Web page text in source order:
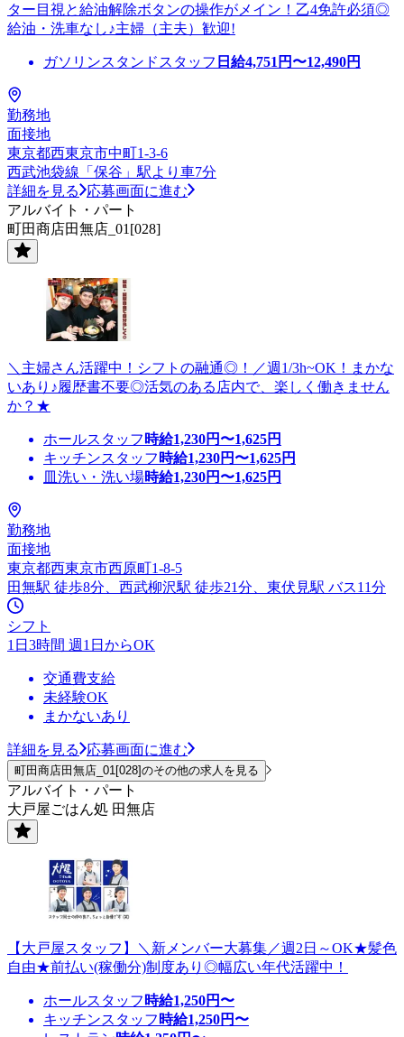
ター目視と給油解除ボタンの操作がメイン！乙4免許必須◎
給油・洗車なし♪主婦（主夫）歓迎!
ガソリンスタンドスタッフ 日給4,751 円〜12,490円
勤務地
面接地
東京都西東京市中町1-3-6
西武池袋線「保谷」駅より車7分
詳細を見る
応募画面に進む
アルバイト・パート
町田商店田無店_01[028]
＼主婦さん活躍中！シフトの融通◎！／週1/3h~OK！まかな
いあり♪履歴書不要◎活気のある店内で、楽しく働きません
か？★
ホールスタッフ 時給1,230円〜1,625円
キッチンスタッフ 時給1,230円〜1,625円
皿洗い・洗い場時給1,230円〜1,625円
勤務地
面接地
東京都西東京市西原町1-8-5
田無駅 徒歩8分、西武柳沢駅 徒歩21分、東伏見駅 バス11分
シフト
1日3時間 週1日からOK
交通費支給
未経験OK
まかないあり
詳細を見る 応募画面に進む
町田商店田無店_01[028]のその他の求人を見る
アルバイト・パート
大戸屋ごはん処 田無店
【大戸屋スタッフ】＼新メンバー大募集／週2日～OK★髪色
自由★前払い(稼働分)制度あり◎幅広い年代活躍中！
ホールスタッフ 時給1,250円〜
キッチンスタッフ 時給1,250円〜